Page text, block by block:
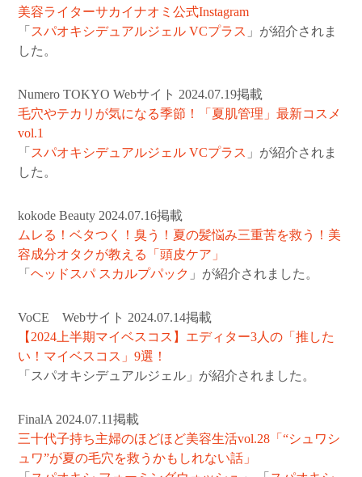
美容ライターサカイナオミ公式Instagram
「 スパオキシデュアルジェル VCプラス 」が紹介されま
した。
Numero TOKYO Webサイト 2024.07.19掲載
毛穴やテカリが気になる季節！「夏肌管理」最新コスメ
vol.1
「 スパオキシデュアルジェル VCプラス 」が紹介されま
した。
kokode Beauty 2024.07.16掲載
ムレる！ベタつく！臭う！夏の髪悩み三重苦を救う！美
容成分オタクが教える「頭皮ケア」
「ヘッドスパ スカルプパック 」が紹介されました。
VoCE Webサイト 2024.07.14掲載
【2024上半期マイベスコス】エディター3人の「推した
い！マイベスコス」9選！
「スパオキシデュアルジェル」が紹介されました。
FinalA 2024.07.11掲載
三十代子持ち主婦のほどほど美容生活vol.28「“シュワシ
ュワ”が夏の毛穴を救うかもしれない話」